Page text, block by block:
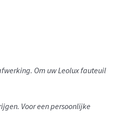
Om uw Leolux fauteuil
Voor een persoonlijke